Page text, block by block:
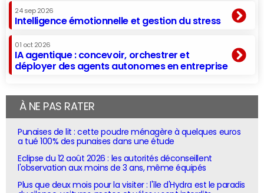
24 sep 2026
Intelligence émotionnelle et gestion du stress
01 oct 2026
IA agentique : concevoir, orchestrer et
déployer des agents autonomes en entreprise
À NE PAS RATER
Punaises de lit : cette poudre ménagère à quelques euros
a tué 100% des punaises dans une étude
Eclipse du 12 août 2026 : les autorités déconseillent
l'observation aux moins de 3 ans, même équipés
Plus que deux mois pour la visiter : l'île d'Hydra est le paradis